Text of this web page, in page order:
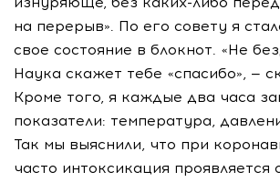
на перерыв». По его совету я
свое состояние в блокнот. «Не
Наука скажет тебе «спасибо», —
Кроме того, я каждые два часа
показатели: температура,
Так мы выяснили, что при
часто интоксикация проявляется